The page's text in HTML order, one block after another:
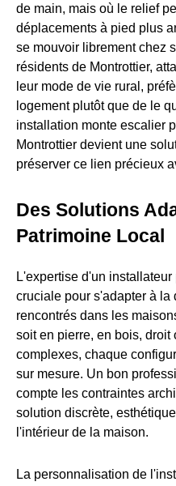
de main, mais où le relief
déplacements à pied plus
se mouvoir librement chez
résidents de Montrottier,
leur mode de vie rural,
logement plutôt que de le
installation monte escalier
Montrottier devient une
préserver ce lien précieux
Des Solutions
Patrimoine Local
L'expertise d'un
cruciale pour s'adapter à la
rencontrés dans les
soit en pierre, en bois, droit
complexes, chaque
sur mesure. Un bon
compte les contraintes
solution discrète,
l'intérieur de la maison.
La personnalisation de